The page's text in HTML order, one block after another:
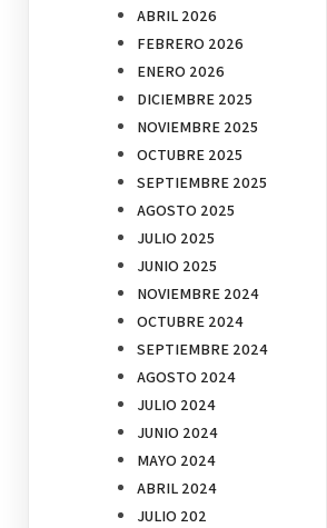
ABRIL 2026
FEBRERO 2026
ENERO 2026
DICIEMBRE 2025
NOVIEMBRE 2025
OCTUBRE 2025
SEPTIEMBRE 2025
AGOSTO 2025
JULIO 2025
JUNIO 2025
NOVIEMBRE 2024
OCTUBRE 2024
SEPTIEMBRE 2024
AGOSTO 2024
JULIO 2024
JUNIO 2024
MAYO 2024
ABRIL 2024
JULIO 202